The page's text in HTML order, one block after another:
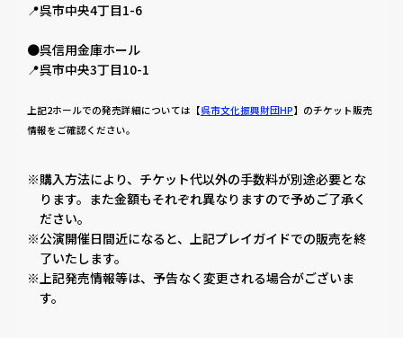
📍呉市中央4丁目1-6
●呉信用金庫ホール
📍呉市中央3丁目10-1
上記2ホールでの発売詳細については【呉市文化振興財団HP】のチケット販売
情報をご確認ください。
※購入方法により、チケット代以外の手数料が別途必要とな
ります。また金額もそれぞれ異なりますので予めご了承く
ださい。
※公演開催日間近になると、上記プレイガイドでの販売を終
了いたします。
※上記発売情報等は、予告なく変更される場合がございま
す。